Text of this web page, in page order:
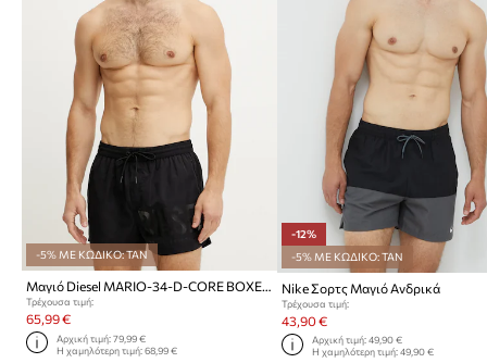
-5% ΜΕ ΚΩΔΙΚΟ: TAN
Μαγιό Diesel MARIO-34-D-CORE BOXER-SHORTS
Τρέχουσα τιμή:
65,99 €
Αρχική τιμή:79,99 €
Η χαμηλότερη τιμή:68,99 €
-12%
-5% ΜΕ ΚΩΔΙΚΟ: TAN
Nike Σορτς Μαγιό Ανδρικά
Τρέχουσα τιμή:
43,90 €
Αρχική τιμή: 49,90 €
Η χαμηλότερη τιμή: 49,90 €